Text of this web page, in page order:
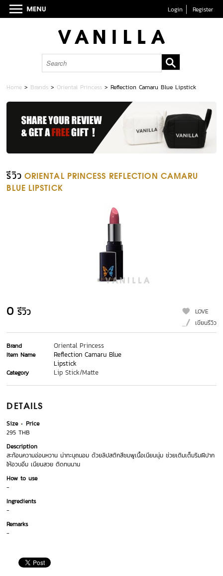
Login Register
Home > Brands > Oriental Princess >Reflection Camaru Blue Lipstick
รีวิว ORIENTAL PRINCESS REFLECTION CAMARU
BLUE LIPSTICK
0 รีวิว
LOVE
เขียนรีวิว
Brand Oriental Princess
Item Name
Reflection Camaru Blue
Lipstick
Category Lip Stick/Matte
DETAILS
Size
Price
295 THB
Description
สะท้อนความอ่อนหวาน น่าทะนุถนอม ด้วยลิปสติกสีชมพูเนื้อเนียนนุ่ม ช่วยเติมเต็มริมฝีปาก
ให้อวบอิ่ม เนียนสวย ติดทนนาน
How to use
-
Ingredients
-
Remarks
-